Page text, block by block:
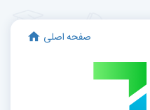
صفحه اصلی